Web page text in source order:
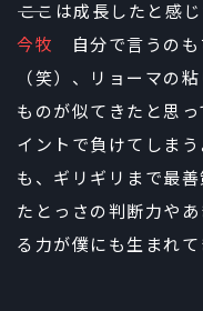
――ここは成長したと感
今牧 自分で言うのも
（笑）、リョーマの
ものが似てきたと思
イントで負けてしま
も、ギリギリまで最
たとっさの判断力や
る力が僕にも生まれて